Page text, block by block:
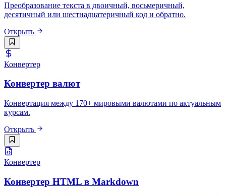
Преобразование текста в двоичный, восьмеричный,
десятичный или шестнадцатеричный код и обратно.
Открыть
Конвертер
Конвертер валют
Конвертация между 170+ мировыми валютами по актуальным
курсам.
Открыть
Конвертер
Конвертер HTML в Markdown